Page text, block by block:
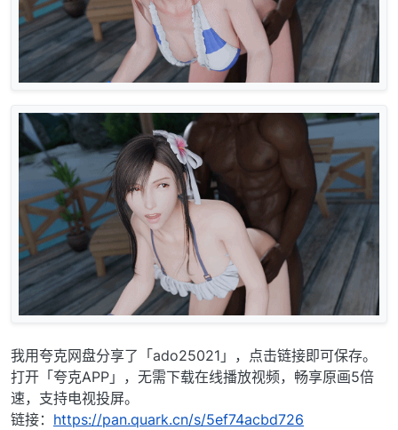
我用夸克网盘分享了「ado25021」，点击链接即可保存。
打开「夸克APP」，无需下载在线播放视频，畅享原画5倍
速，支持电视投屏。
链接： https://pan.quark.cn/s/5ef74acbd726